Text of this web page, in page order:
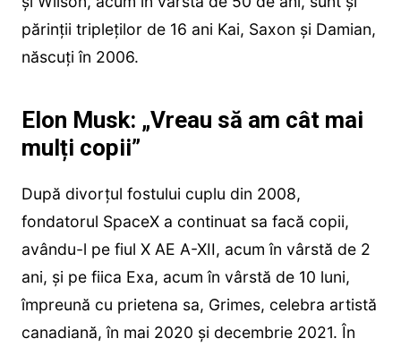
părinții tripleților de 16 ani Kai, Saxon și Damian,
născuți în 2006.
Elon Musk: „Vreau să am cât mai
mulți copii”
După divorțul fostului cuplu din 2008,
fondatorul SpaceX a continuat sa facă copii,
avându-l pe fiul X AE A-XII, acum în vârstă de 2
ani, și pe fiica Exa, acum în vârstă de 10 luni,
împreună cu prietena sa, Grimes, celebra artistă
canadiană, în mai 2020 și decembrie 2021. În